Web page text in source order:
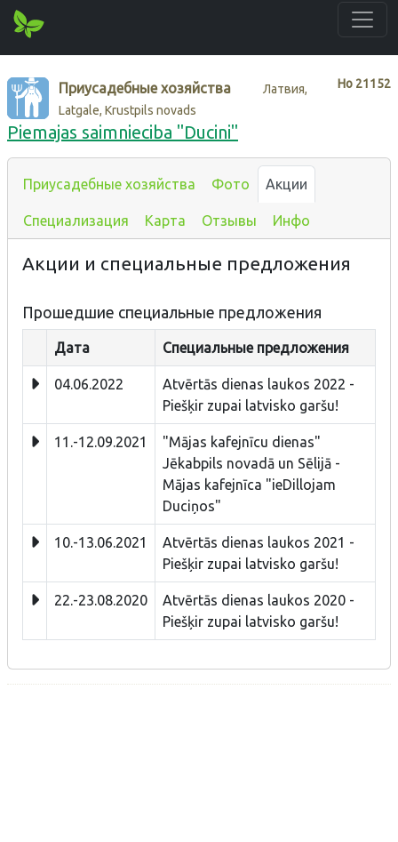
Нo 21152
Приусадебные хозяйства
Латвия,
Latgale, Krustpils novads
Piemajas saimnieciba "Ducini"
Приусадебные хозяйства Фото Акции
Специализация Карта Отзывы Инфо
Акции и специальные предложения
Прошедшие специальные предложения
Дата Специальные предложения
04.06.2022
Atvērtās dienas laukos 2022 -
Piešķir zupai latvisko garšu!
11.-12.09.2021
"Mājas kafejnīcu dienas"
Jēkabpils novadā un Sēlijā -
Mājas kafejnīca "ieDillojam
Duciņos"
10.-13.06.2021
Atvērtās dienas laukos 2021 -
Piešķir zupai latvisko garšu!
22.-23.08.2020
Atvērtās dienas laukos 2020 -
Piešķir zupai latvisko garšu!